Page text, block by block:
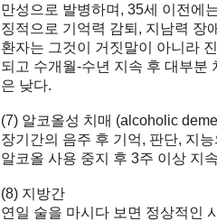
만성으로 발병하며, 35세 이전에
징적으로 기억력 감퇴, 지남력 장
환자는 그것이 거짓말이 아니라
되고 수개월-수년 지속 후 대부분
은 낮다.
(7) 알코올성 치매 (alcoholic
장기간의 음주 후 기억, 판단, 지
알코올 사용 중지 후 3주 이상 지
(8) 지방간
연일 술을 마시다 보면 정상적인